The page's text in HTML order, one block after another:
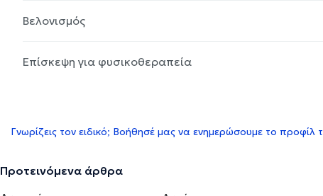
Βελονισμός
Επίσκεψη για φυσικοθεραπεία
Γνωρίζεις τον ειδικό; Βοήθησέ μας να ενημερώσουμε το προφίλ
Προτεινόμενα άρθρα